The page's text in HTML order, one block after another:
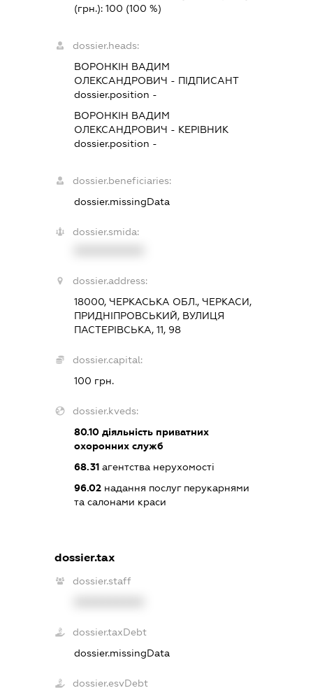
(грн.):100 (100 %)
dossier.heads:
ВОРОНКІН ВАДИМ
ОЛЕКСАНДРОВИЧ - ПІДПИСАНТ
dossier.position -
ВОРОНКІН ВАДИМ
ОЛЕКСАНДРОВИЧ - КЕРІВНИК
dossier.position -
dossier.beneficiaries:
dossier.missingData
dossier.smida:
dossier.address:
18000, ЧЕРКАСЬКА ОБЛ., ЧЕРКАСИ,
ПРИДНІПРОВСЬКИЙ, ВУЛИЦЯ
ПАСТЕРІВСЬКА, 11, 98
dossier.capital:
100 грн.
dossier.kveds:
80.10 діяльність приватних
охоронних служб
68.31 агентства нерухомості
96.02 надання послуг перукарнями
та салонами краси
dossier.tax
dossier.staff
dossier.taxDebt
dossier.missingData
dossier.esvDebt